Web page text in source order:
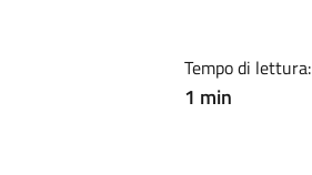
Tempo di lettura:
1 min